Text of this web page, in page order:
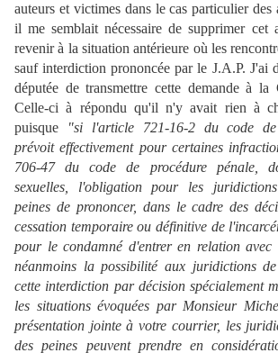
auteurs et victimes dans le cas particulier
il me semblait nécessaire de supprimer
revenir à la situation antérieure où les
sauf interdiction prononcée par le J.A.P. J'ai
députée de transmettre cette demande à la
Celle-ci à répondu qu'il n'y avait rien à
puisque
"si l'article 721-16-2 du code de
prévoit effectivement pour certaines
706-47 du code de procédure pénale,
sexuelles, l'obligation pour les
peines de prononcer, dans le cadre des
cessation temporaire ou définitive de
pour le condamné d'entrer en relation
néanmoins la possibilité aux juridictions
cette interdiction par décision spécialement
les situations évoquées par Monsieur
présentation jointe à votre courrier, les
des peines peuvent prendre en